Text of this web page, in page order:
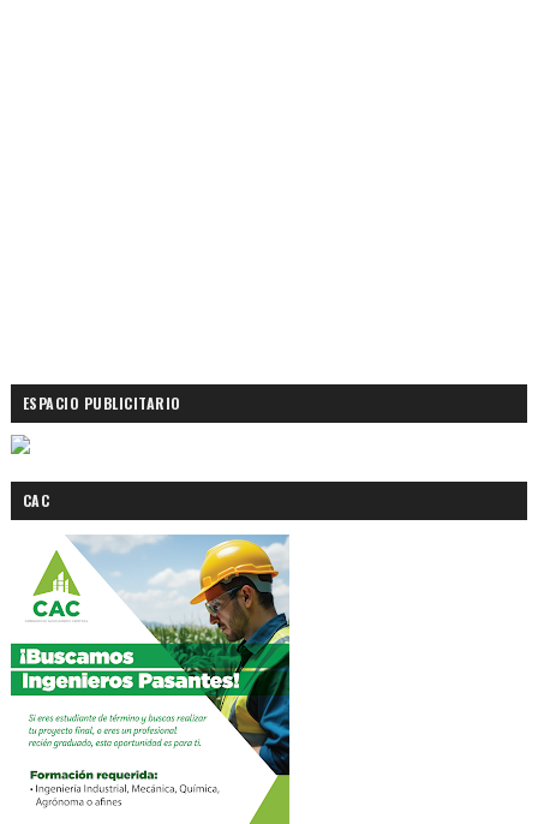
ESPACIO PUBLICITARIO
CAC